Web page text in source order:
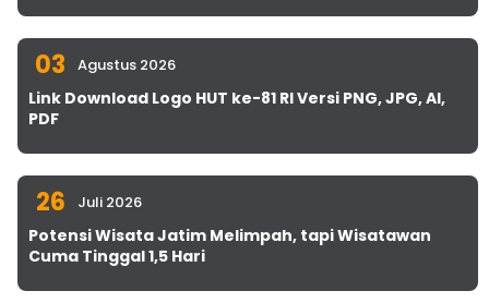
03 Agustus 2026
Link Download Logo HUT ke-81 RI Versi PNG, JPG, AI,
PDF
26 Juli 2026
Potensi Wisata Jatim Melimpah, tapi Wisatawan
Cuma Tinggal 1,5 Hari